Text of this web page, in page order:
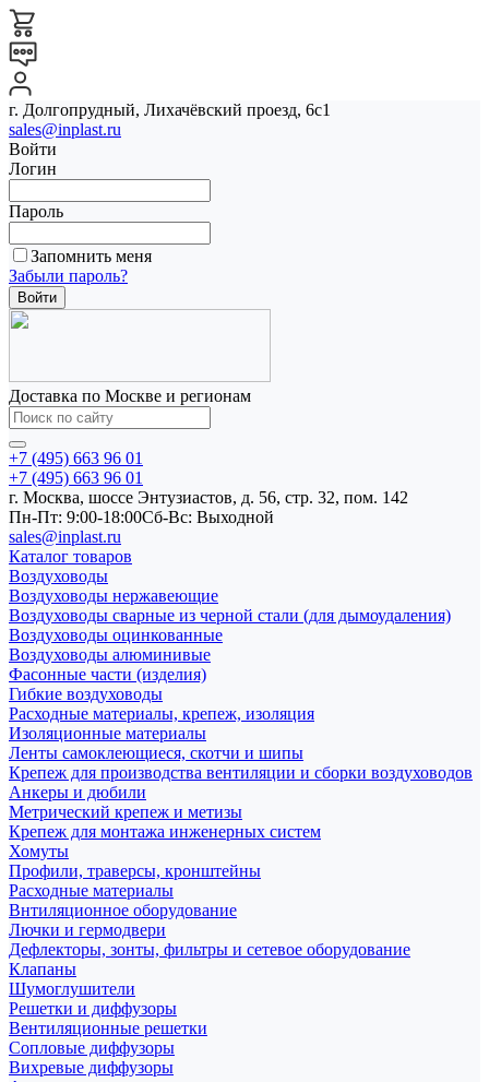
г. Долгопрудный, Лихачёвский проезд, 6с1
sales@inplast.ru
Войти
Логин
Пароль
Запомнить меня
Забыли пароль?
Доставка по Москве и регионам
+7 (495) 663 96 01
+7 (495) 663 96 01
г. Москва, шоссе Энтузиастов, д. 56, стр. 32, пом. 142
Пн-Пт: 9:00-18:00Cб-Вс: Выходной
sales@inplast.ru
Каталог товаров
Воздуховоды
Воздуховоды нержавеющие
Воздуховоды сварные из черной стали (для дымоудаления)
Воздуховоды оцинкованные
Воздуховоды алюминивые
Фасонные части (изделия)
Гибкие воздуховоды
Расходные материалы, крепеж, изоляция
Изоляционные материалы
Ленты самоклеющиеся, скотчи и шипы
Крепеж для производства вентиляции и сборки воздуховодов
Анкеры и дюбили
Метрический крепеж и метизы
Крепеж для монтажа инженерных систем
Хомуты
Профили, траверсы, кронштейны
Расходные материалы
Внтиляционное оборудование
Лючки и гермодвери
Дефлекторы, зонты, фильтры и сетевое оборудование
Клапаны
Шумоглушители
Решетки и диффузоры
Вентиляционные решетки
Сопловые диффузоры
Вихревые диффузоры